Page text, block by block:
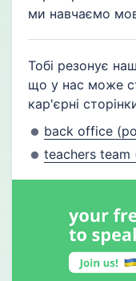
ми навчаємо
Тобі резонує
що у нас може
кар'єрні
back office
teachers team